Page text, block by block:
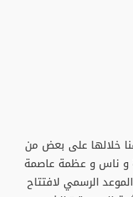
خلالها على بعض من
و ناس و عظمة عاصمة
الرسمي لافتتاح